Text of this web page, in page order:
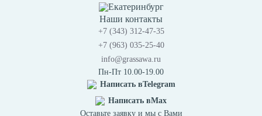
Екатеринбург
Наши контакты
+7 (343) 312-47-35
+7 (963) 035-25-40
info@grassawa.ru
Пн-Пт 10.00-19.00
Написать вTelegram
Написать вMax
Оставьте заявку и мы с Вами